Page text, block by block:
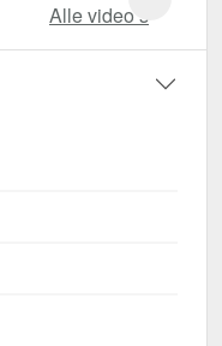
Alle video‘s